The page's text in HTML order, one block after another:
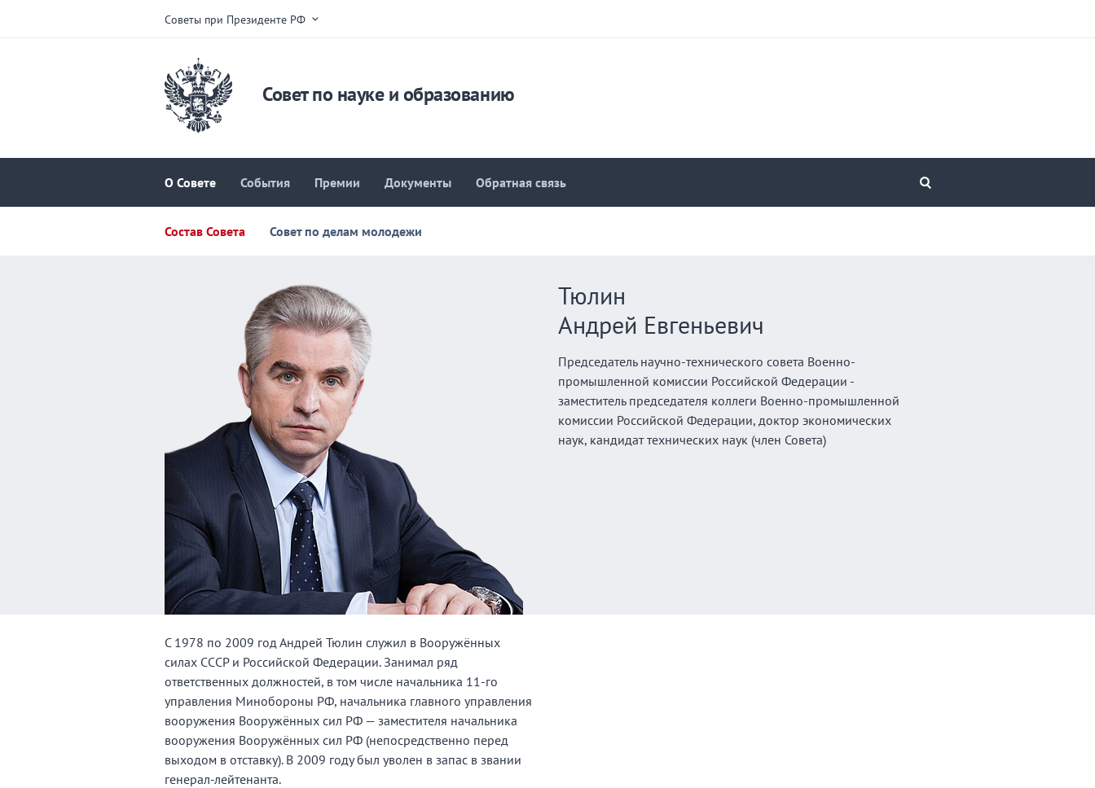
Советы при Президенте РФ
Совет по науке и образованию
О Совете События Премии Документы Обратная связь
Состав Совета Совет по делам молодежи
Тюлин
Андрей Евгеньевич
Председатель научно-технического совета Военно-
промышленной комиссии Российской Федерации -
заместитель председателя коллеги Военно-промышленной
комиссии Российской Федерации, доктор экономических
наук, кандидат технических наук (член Совета)
С 1978 по 2009 год Андрей Тюлин служил в Вооружённых
силах СССР и Российской Федерации. Занимал ряд
ответственных должностей, в том числе начальника 11-го
управления Минобороны РФ, начальника главного управления
вооружения Вооружённых сил РФ — заместителя начальника
вооружения Вооружённых сил РФ (непосредственно перед
выходом в отставку). В 2009 году был уволен в запас в звании
генерал-лейтенанта.